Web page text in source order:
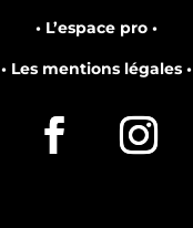
• L’espace pro •
• Les mentions légales •